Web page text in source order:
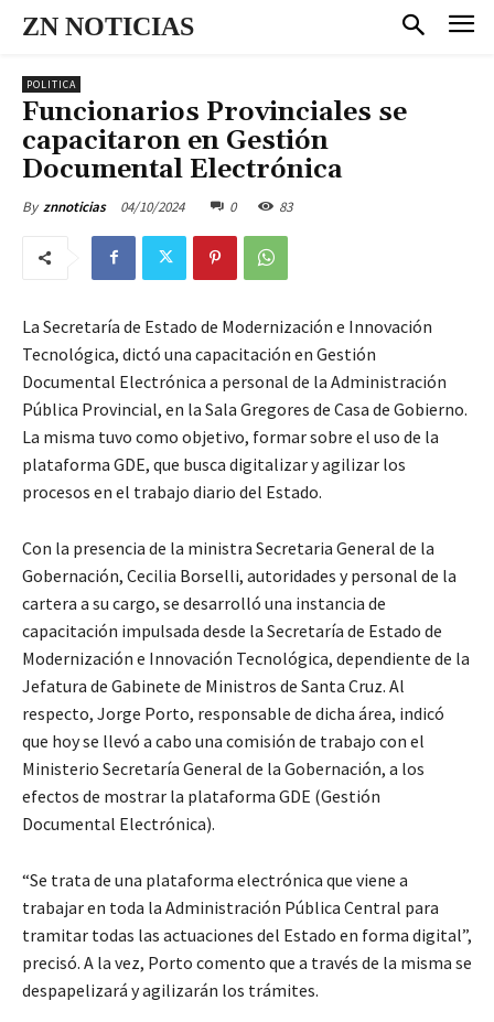
ZN NOTICIAS
POLITICA
Funcionarios Provinciales se
capacitaron en Gestión
Documental Electrónica
By znnoticias 04/10/2024 0 83
La Secretaría de Estado de Modernización e Innovación
Tecnológica, dictó una capacitación en Gestión
Documental Electrónica a personal de la Administración
Pública Provincial, en la Sala Gregores de Casa de Gobierno.
La misma tuvo como objetivo, formar sobre el uso de la
plataforma GDE, que busca digitalizar y agilizar los
procesos en el trabajo diario del Estado.
Con la presencia de la ministra Secretaria General de la
Gobernación, Cecilia Borselli, autoridades y personal de la
cartera a su cargo, se desarrolló una instancia de
capacitación impulsada desde la Secretaría de Estado de
Modernización e Innovación Tecnológica, dependiente de la
Jefatura de Gabinete de Ministros de Santa Cruz. Al
respecto, Jorge Porto, responsable de dicha área, indicó
que hoy se llevó a cabo una comisión de trabajo con el
Ministerio Secretaría General de la Gobernación, a los
efectos de mostrar la plataforma GDE (Gestión
Documental Electrónica).
“Se trata de una plataforma electrónica que viene a
trabajar en toda la Administración Pública Central para
tramitar todas las actuaciones del Estado en forma digital”,
precisó. A la vez, Porto comento que a través de la misma se
despapelizará y agilizarán los trámites.